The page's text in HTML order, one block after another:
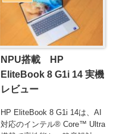
NPU搭載 HP
EliteBook 8 G1i 14 実機
レビュー
HP EliteBook 8 G1i 14は、AI
対応のインテル® Core™ Ultra